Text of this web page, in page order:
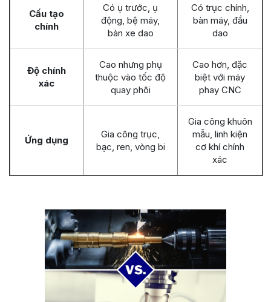
Cấu tạo
chính
Có ụ trước, ụ
động, bệ máy,
bàn xe dao
Có trục chính,
bàn máy, đầu
dao
Độ chính
xác
Cao nhưng phụ
thuộc vào tốc độ
quay phôi
Cao hơn, đặc
biệt với máy
phay CNC
Ứng dụng
Gia công trục,
bạc, ren, vòng bi
Gia công khuôn
mẫu, linh kiện
cơ khí chính
xác